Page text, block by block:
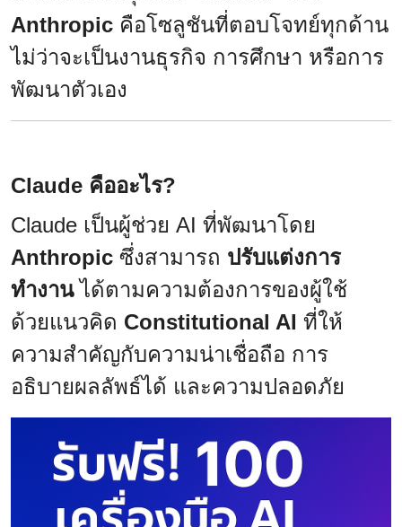
Anthropic คือโซลูชันที่ตอบโจทย์ทุกด้าน
ไม่ว่าจะเป็นงานธุรกิจ การศึกษา หรือการ
พัฒนาตัวเอง
Claude คืออะไร?
Claude เป็นผู้ช่วย AI ที่พัฒนาโดย
Anthropic ซึ่งสามารถ ปรับแต่งการ
ทำงานได้ตามความต้องการของผู้ใช้
ด้วยแนวคิด Constitutional AI ที่ให้
ความสำคัญกับความน่าเชื่อถือ การ
อธิบายผลลัพธ์ได้ และความปลอดภัย